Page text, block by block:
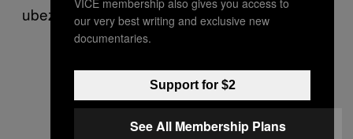
ubezpieczenia i całego zaplecza socjalnego.
our very best writing and exclusive new
documentaries.
Support for $2
See All Membership Plans